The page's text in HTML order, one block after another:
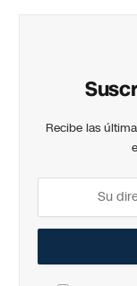
Recibe las